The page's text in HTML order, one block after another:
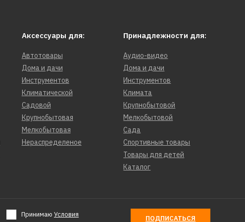
Аксессуары для:
Автотовары
Дома и дачи
Инструментов
Климатической
Садовой
Крупнобытовая
Мелкобытовая
Нераспределеное
Принадлежности для:
Аудио-видео
Дома и дачи
Инструментов
Климата
Крупнобытовой
Мелкобытовой
Сада
Спортивные товары
Товары для детей
Каталог
Принимаю Условия
ПОДПИСАТЬСЯ